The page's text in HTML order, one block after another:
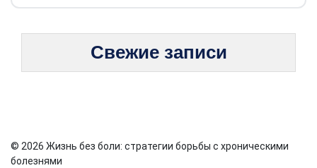
Свежие записи
© 2026 Жизнь без боли: стратегии борьбы с хроническими
болезнями